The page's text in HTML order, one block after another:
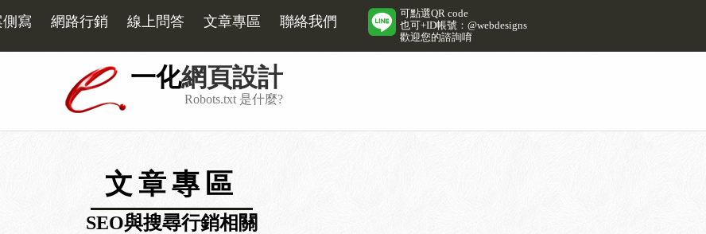
寫 網路行銷 線上問答 文章專區 聯絡我們
可點選QR code
也可+ID帳號：@webdesigns
歡迎您的諮詢唷
一化網頁設計
Robots.txt 是什麼?
文章專區
SEO與搜尋行銷相關